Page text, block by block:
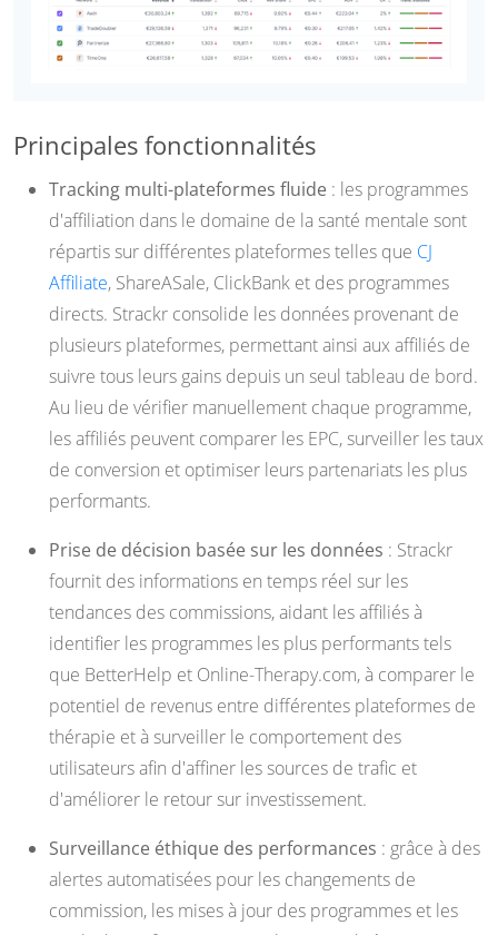
Principales fonctionnalités
Tracking multi-plateformes fluide : les programmes
d'affiliation dans le domaine de la santé mentale sont
répartis sur différentes plateformes telles que CJ
Affiliate, ShareASale, ClickBank et des programmes
directs. Strackr consolide les données provenant de
plusieurs plateformes, permettant ainsi aux affiliés de
suivre tous leurs gains depuis un seul tableau de bord.
Au lieu de vérifier manuellement chaque programme,
les affiliés peuvent comparer les EPC, surveiller les taux
de conversion et optimiser leurs partenariats les plus
performants.
Prise de décision basée sur les données : Strackr
fournit des informations en temps réel sur les
tendances des commissions, aidant les affiliés à
identifier les programmes les plus performants tels
que BetterHelp et Online-Therapy.com, à comparer le
potentiel de revenus entre différentes plateformes de
thérapie et à surveiller le comportement des
utilisateurs afin d'affiner les sources de trafic et
d'améliorer le retour sur investissement.
Surveillance éthique des performances : grâce à des
alertes automatisées pour les changements de
commission, les mises à jour des programmes et les